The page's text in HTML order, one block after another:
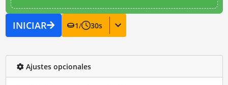
INICIAR 1/ 30s
Ajustes opcionales